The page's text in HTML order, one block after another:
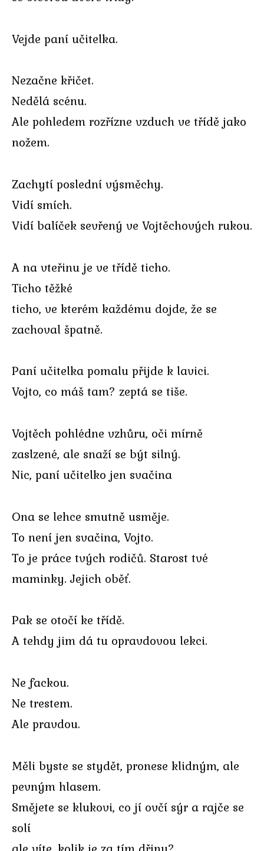
Vejde paní učitelka.
Nezačne křičet.
Nedělá scénu.
Ale pohledem rozřízne vzduch ve třídě jako
nožem.
Zachytí poslední výsměchy.
Vidí smích.
Vidí balíček sevřený ve Vojtěchových rukou.
A na vteřinu je ve třídě ticho.
Ticho těžké
ticho, ve kterém každému dojde, že se
zachoval špatně.
Paní učitelka pomalu přijde k lavici.
Vojto, co máš tam? zeptá se tiše.
Vojtěch pohlédne vzhůru, oči mírně
zaslzené, ale snaží se být silný.
Nic, paní učitelko jen svačina
Ona se lehce smutně usměje.
To není jen svačina, Vojto.
To je práce tvých rodičů. Starost tvé
maminky. Jejich oběť.
Pak se otočí ke třídě.
A tehdy jim dá tu opravdovou lekci.
Ne fackou.
Ne trestem.
Ale pravdou.
Měli byste se stydět, pronese klidným, ale
pevným hlasem.
Smějete se klukovi, co jí ovčí sýr a rajče se
solí